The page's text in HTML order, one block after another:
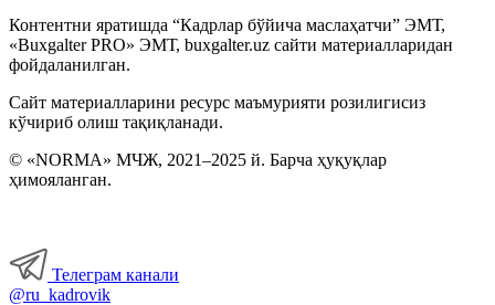
Контентни яратишда “Кадрлар бўйича маслаҳатчи” ЭМТ,
«Buxgalter PRO» ЭМТ, buxgalter.uz сайти материалларидан
фойдаланилган.
Сайт материалларини ресурс маъмурияти розилигисиз
кўчириб олиш тақиқланади.
© «NORMA» МЧЖ, 2021–2025 й. Барча ҳуқуқлар
ҳимояланган.
Телеграм канали
@ru_kadrovik